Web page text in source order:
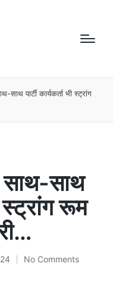
साथ पार्टी कार्यकर्ता भी स्ट्रांग
साथ-साथ
स्ट्रांग रूम
No Comments